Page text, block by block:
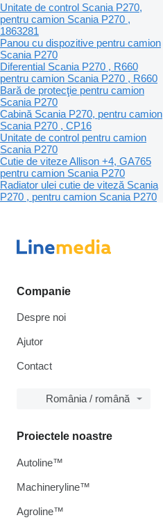
Unitate de control Scania P270,
pentru camion Scania P270 ,
1863281
Panou cu dispozitive pentru camion
Scania P270
Diferential Scania P270 , R660
pentru camion Scania P270 , R660
Bară de protecţie pentru camion
Scania P270
Cabină Scania P270, pentru camion
Scania P270 , CP16
Unitate de control pentru camion
Scania P270
Cutie de viteze Allison +4, GA765
pentru camion Scania P270
Radiator ulei cutie de viteză Scania
P270 , pentru camion Scania P270
Companie
Despre noi
Ajutor
Contact
România / română
Proiectele noastre
Autoline™
Machineryline™
Agroline™